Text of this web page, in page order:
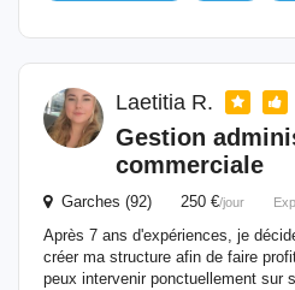
Laetitia R.
Gestion
commerciale
Garches (92) 250 €/jour
Après 7 ans d'expériences, je
créer ma structure afin de faire
peux intervenir ponctuellement sur